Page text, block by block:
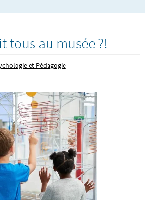
tous au musée ?!
et Pédagogie